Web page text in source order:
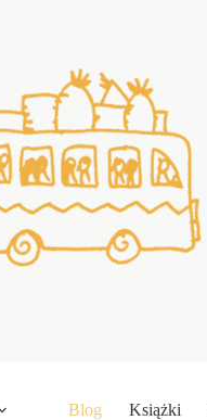
Blog Książki